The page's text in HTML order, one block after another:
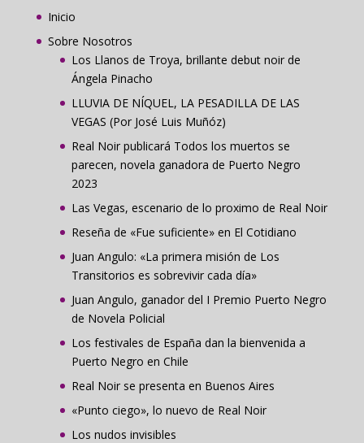
Inicio
Sobre Nosotros
Los Llanos de Troya, brillante debut noir de
Ángela Pinacho
LLUVIA DE NÍQUEL, LA PESADILLA DE LAS
VEGAS (Por José Luis Muñóz)
Real Noir publicará Todos los muertos se
parecen, novela ganadora de Puerto Negro
2023
Las Vegas, escenario de lo proximo de Real Noir
Reseña de «Fue suficiente» en El Cotidiano
Juan Angulo: «La primera misión de Los
Transitorios es sobrevivir cada día»
Juan Angulo, ganador del I Premio Puerto Negro
de Novela Policial
Los festivales de España dan la bienvenida a
Puerto Negro en Chile
Real Noir se presenta en Buenos Aires
«Punto ciego», lo nuevo de Real Noir
Los nudos invisibles